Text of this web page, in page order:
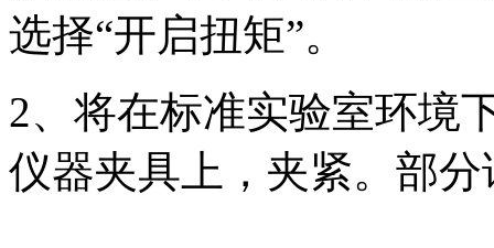
选择“开启扭矩”。
2、将在标准实验室环境
仪器夹具上，夹紧。部